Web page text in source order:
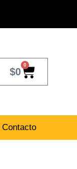
$0
0
Contacto